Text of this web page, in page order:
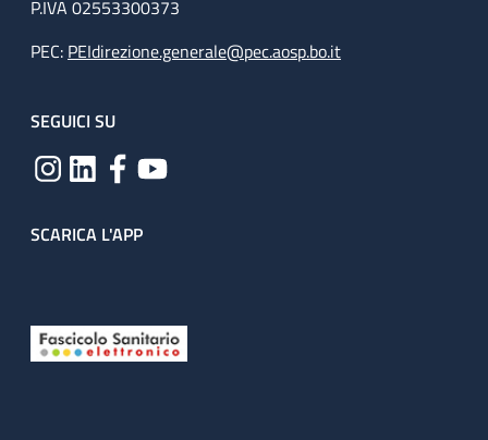
P.IVA 02553300373
PEC: PEIdirezione.generale@pec.aosp.bo.it
SEGUICI SU
SCARICA L'APP